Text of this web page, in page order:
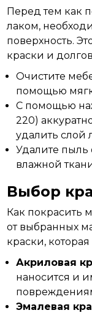
Перед тем как
лаком,
поверхность.
краски и
Очистите
помощью
С помощью
220)
удалить слой
Удалите
влажной
Выбор
Как покрасить
от выбранных
краски,
Акриловая
наносится и
Эмалевая